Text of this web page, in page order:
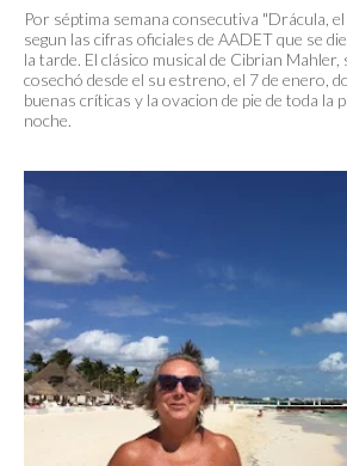
Por séptima semana consecutiva "Drácula,
segun las cifras oficiales de AADET que se
la tarde. El clásico musical de Cibrian
cosechó desde el su estreno, el 7 de enero,
buenas críticas y la ovacion de pie de toda la
noche.